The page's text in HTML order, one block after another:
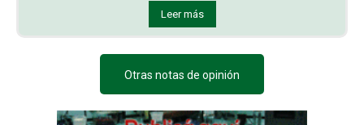
Leer más
Otras notas de opinión